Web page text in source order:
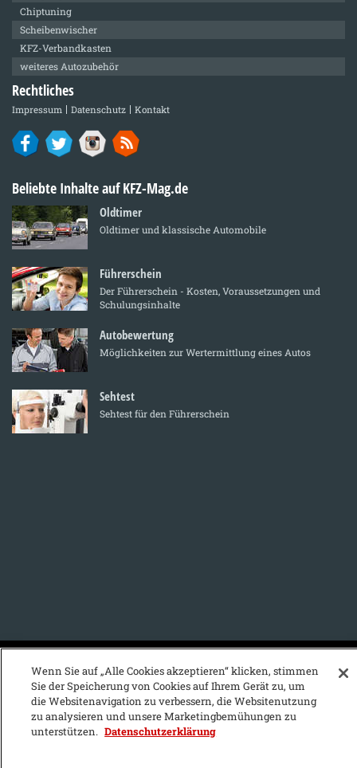
Chiptuning
Scheibenwischer
KFZ-Verbandkasten
weiteres Autozubehör
Rechtliches
Impressum Datenschutz Kontakt
Beliebte Inhalte auf KFZ-Mag.de
Oldtimer
Oldtimer und klassische Automobile
Führerschein
Der Führerschein - Kosten, Voraussetzungen und
Schulungsinhalte
Autobewertung
Möglichkeiten zur Wertermittlung eines Autos
Sehtest
Sehtest für den Führerschein
KFZ-Stichwortvereichnis:
A B C D E F G H I
J
K
L M N O P
Wenn Sie auf „Alle Cookies akzeptieren“ klicken, stimmen
Sie der Speicherung von Cookies auf Ihrem Gerät zu, um
die Websitenavigation zu verbessern, die Websitenutzung
zu analysieren und unsere Marketingbemühungen zu
unterstützen. Datenschutzerklärung